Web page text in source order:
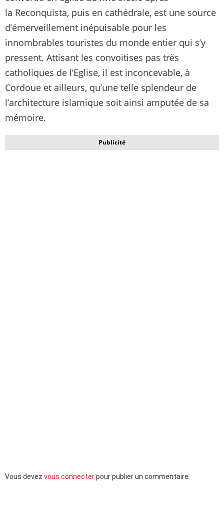
la Reconquista, puis en cathédrale, est une source
d’émerveillement inépuisable pour les
innombrables touristes du monde entier qui s’y
pressent. Attisant les convoitises pas très
catholiques de l’Eglise, il est inconcevable, à
Cordoue et ailleurs, qu’une telle splendeur de
l’architecture islamique soit ainsi amputée de sa
mémoire.
Publicité
Laisser
Vous devez vous connecterpour publier un commentaire.